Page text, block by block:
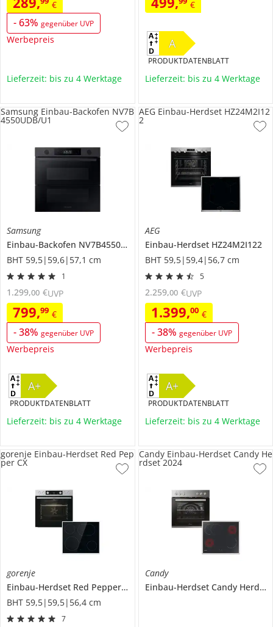
€
-63% gegenüber UVP
Werbepreis
Lieferzeit: bis zu 4 Werktage
€
A
PRODUKTDATENBLATT
Lieferzeit: bis zu 4 Werktage
Samsung
Einbau-Backofen NV7B4550UDB/U1
BHT 59,5|59,6|57,1 cm
1
799,99 €
-38% gegenüber UVP
Werbepreis
1.299,00 €UVP
Samsung Einbau-Backofen NV7B
4550UDB/U1
A+
PRODUKTDATENBLATT
Lieferzeit: bis zu 4 Werktage
AEG
Einbau-Herdset HZ24M2I122
BHT 59,5|59,4|56,7 cm
5
1.399,00 €
-38% gegenüber UVP
Werbepreis
2.259,00 €UVP
AEG Einbau-Herdset HZ24M2I12
2
A+
PRODUKTDATENBLATT
Lieferzeit: bis zu 4 Werktage
gorenje
Einbau-Herdset Red Pepper CX
BHT 59,5|59,5|56,4 cm
7
gorenje Einbau-Herdset Red Pep
per CX
Candy
Einbau-Herdset Candy Herdset 2024
Candy Einbau-Herdset Candy He
rdset 2024